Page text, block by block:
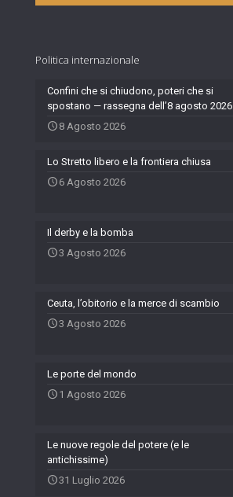
Politica internazionale
Confini che si chiudono, poteri che si
spostano — rassegna dell’8 agosto 2026
8 Agosto 2026
Lo Stretto libero e la frontiera chiusa
6 Agosto 2026
Il derby e la bomba
3 Agosto 2026
Ceuta, l’obitorio e la merce di scambio
3 Agosto 2026
Le porte del mondo
1 Agosto 2026
Le nuove regole del potere (e le
antichissime)
31 Luglio 2026